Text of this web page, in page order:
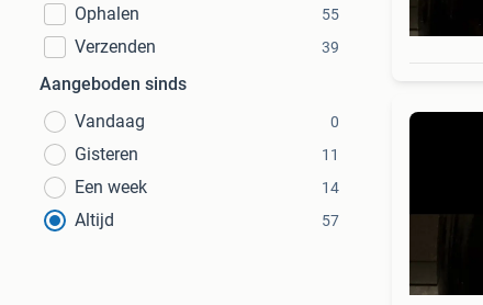
Ophalen
55
Verzenden 39
Aangeboden sinds
Vandaag
0
Gisteren 11
Een week 14
Altijd 57